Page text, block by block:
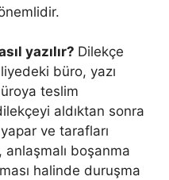
yazılır? Dilekçe
büro, yazı
teslim
aldıktan sonra
ve tarafları
anlaşmalı boşanma
halinde duruşma